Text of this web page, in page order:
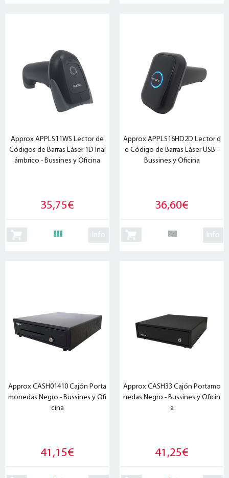
Approx APPLS11WS Lector de
Códigos de Barras Láser 1D Inal
ámbrico - Bussines y Oficina
35,75€
info
Approx APPLS16HD2D Lector d
e Código de Barras Láser USB -
Bussines y Oficina
36,60€
info
Approx CASH01410 Cajón Porta
monedas Negro - Bussines y Ofi
cina
41,15€
Approx CASH33 Cajón Portamo
nedas Negro - Bussines y Oficin
a
41,25€